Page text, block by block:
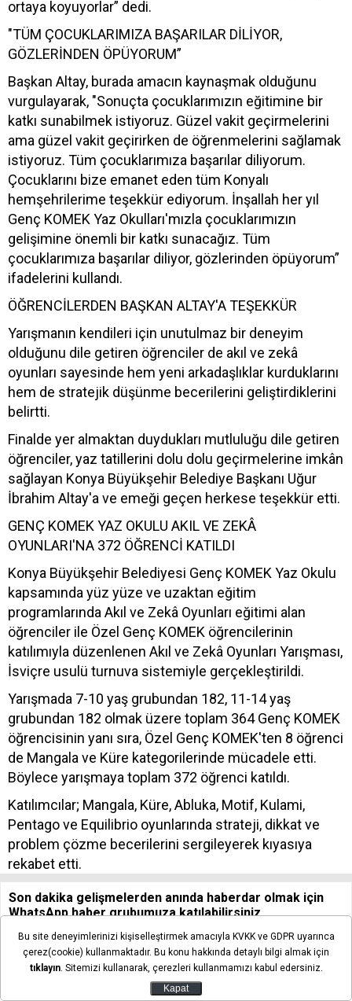
ortaya koyuyorlar” dedi.
"TÜM ÇOCUKLARIMIZA BAŞARILAR DİLİYOR,
GÖZLERİNDEN ÖPÜYORUM”
Başkan Altay, burada amacın kaynaşmak olduğunu
vurgulayarak, "Sonuçta çocuklarımızın eğitimine bir
katkı sunabilmek istiyoruz. Güzel vakit geçirmelerini
ama güzel vakit geçirirken de öğrenmelerini sağlamak
istiyoruz. Tüm çocuklarımıza başarılar diliyorum.
Çocuklarını bize emanet eden tüm Konyalı
hemşehrilerime teşekkür ediyorum. İnşallah her yıl
Genç KOMEK Yaz Okulları'mızla çocuklarımızın
gelişimine önemli bir katkı sunacağız. Tüm
çocuklarımıza başarılar diliyor, gözlerinden öpüyorum”
ifadelerini kullandı.
ÖĞRENCİLERDEN BAŞKAN ALTAY'A TEŞEKKÜR
Yarışmanın kendileri için unutulmaz bir deneyim
olduğunu dile getiren öğrenciler de akıl ve zekâ
oyunları sayesinde hem yeni arkadaşlıklar kurduklarını
hem de stratejik düşünme becerilerini geliştirdiklerini
belirtti.
Finalde yer almaktan duydukları mutluluğu dile getiren
öğrenciler, yaz tatillerini dolu dolu geçirmelerine imkân
sağlayan Konya Büyükşehir Belediye Başkanı Uğur
İbrahim Altay'a ve emeği geçen herkese teşekkür etti.
GENÇ KOMEK YAZ OKULU AKIL VE ZEKÂ
OYUNLARI'NA 372 ÖĞRENCİ KATILDI
Konya Büyükşehir Belediyesi Genç KOMEK Yaz Okulu
kapsamında yüz yüze ve uzaktan eğitim
programlarında Akıl ve Zekâ Oyunları eğitimi alan
öğrenciler ile Özel Genç KOMEK öğrencilerinin
katılımıyla düzenlenen Akıl ve Zekâ Oyunları Yarışması,
İsviçre usulü turnuva sistemiyle gerçekleştirildi.
Yarışmada 7-10 yaş grubundan 182, 11-14 yaş
grubundan 182 olmak üzere toplam 364 Genç KOMEK
öğrencisinin yanı sıra, Özel Genç KOMEK'ten 8 öğrenci
de Mangala ve Küre kategorilerinde mücadele etti.
Böylece yarışmaya toplam 372 öğrenci katıldı.
Katılımcılar; Mangala, Küre, Abluka, Motif, Kulami,
Pentago ve Equilibrio oyunlarında strateji, dikkat ve
problem çözme becerilerini sergileyerek kıyasıya
rekabet etti.
Son dakika gelişmelerden anında haberdar olmak için
WhatsApp haber grubumuza katılabilirsiniz.
WhatsApp haber kanalımız için tıklayınız!
Bu site deneyimlerinizi kişiselleştirmek amacıyla KVKK ve GDPR uyarınca
çerez(cookie) kullanmaktadır. Bu konu hakkında detaylı bilgi almak için
tıklayın. Sitemizi kullanarak, çerezleri kullanmamızı kabul edersiniz.
Kapat